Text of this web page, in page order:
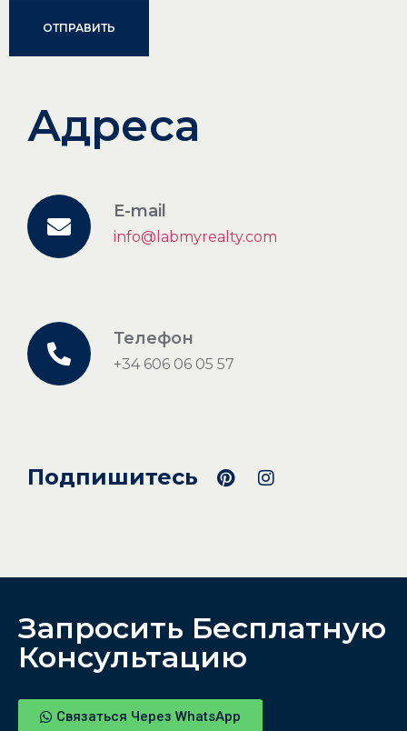
ОТПРАВИТЬ
Адреса
E-mail
info@labmyrealty.com
Телефон
+34 606 06 05 57
Подпишитесь
Запросить Бесплатную
Консультацию
Связаться Через WhatsApp